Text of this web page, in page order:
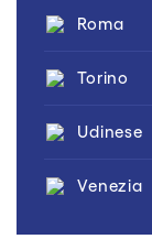
Roma
Torino
Udinese
Venezia